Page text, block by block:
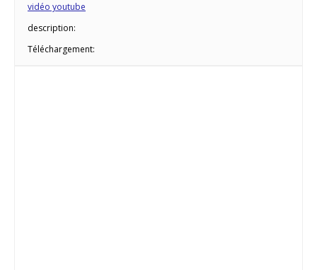
vidéo youtube
description:
Téléchargement: